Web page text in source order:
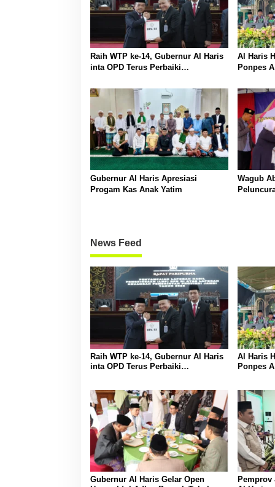
Raih WTP ke-14, Gubernur Al Haris
inta OPD Terus Perbaiki
Al Haris
Ponpes
Gubernur Al Haris Apresiasi
Progam Kas Anak Yatim
Wagub
News Feed
Raih WTP ke-14, Gubernur Al Haris
inta OPD Terus Perbaiki
Al Haris
Ponpes
Gubernur Al Haris Gelar Open
Pemprov